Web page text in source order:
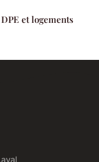
et logements